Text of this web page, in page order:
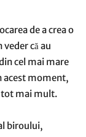
de a crea o
că au
cel mai mare
acest moment,
mai mult.
biroului,